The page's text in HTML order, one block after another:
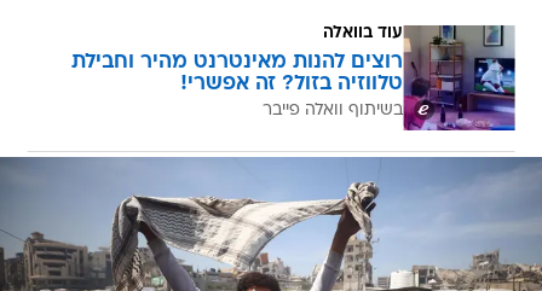
עוד בוואלה
רוצים להנות מאינטרנט מהיר וחבילת
טלווזיה בזול? זה אפשרי!
בשיתוף וואלה פייבר